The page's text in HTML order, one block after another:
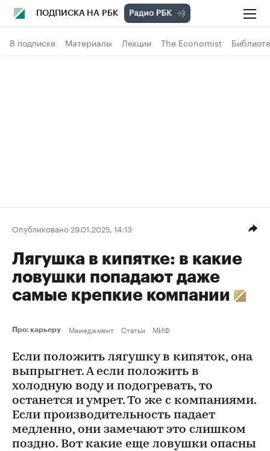
ПОДПИСКА НА РБК
В подписке Материалы Лекции The Economist
Опубликовано 29.01.2025, 14:13
Лягушка в кипятке: в какие
ловушки попадают даже
самые крепкие компании
Про: карьеру Менеджмент Статьи МИФ
Если положить лягушку в кипяток, она
выпрыгнет. А если положить в
холодную воду и подогревать, то
останется и умрет. То же с компаниями.
Если производительность падает
медленно, они замечают это слишком
поздно. Вот какие еще ловушки опасны